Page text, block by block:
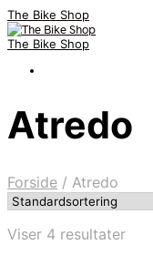
The Bike Shop
The Bike Shop
Atredo
Forside / Atredo
Viser 4 resultater